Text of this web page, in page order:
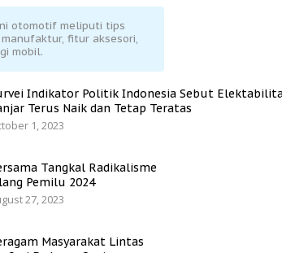
otomotif meliputi tips
fitur aksesori,
mobil.
Indikator Politik Indonesia Sebut
Terus Naik dan Tetap Teratas
1, 2023
Tangkal Radikalisme
Pemilu 2024
27, 2023
Masyarakat Lintas